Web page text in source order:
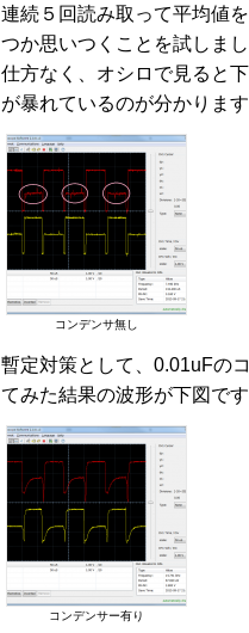
連続５回読み取って平均値
つか思いつくことを試しま
仕方なく、オシロで見ると
が暴れているのが分かりま
コンデンサ無し
暫定対策として、0.01uFの
てみた結果の波形が下図で
コンデンサー有り